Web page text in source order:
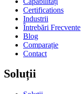
Certifications
Industrii
Întrebări Frecvente
Blog
Comparație
Contact
Soluții